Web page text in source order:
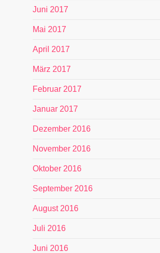
Juni 2017
Mai 2017
April 2017
März 2017
Februar 2017
Januar 2017
Dezember 2016
November 2016
Oktober 2016
September 2016
August 2016
Juli 2016
Juni 2016